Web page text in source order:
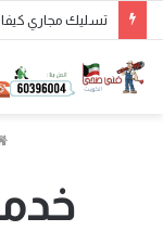
تسليك مجاري